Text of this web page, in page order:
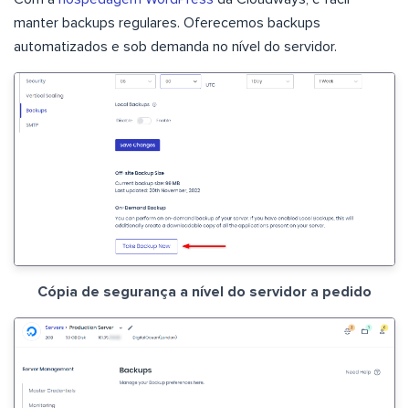
manter backups regulares. Oferecemos backups
automatizados e sob demanda no nível do servidor.
Cópia de segurança a nível do servidor a pedido